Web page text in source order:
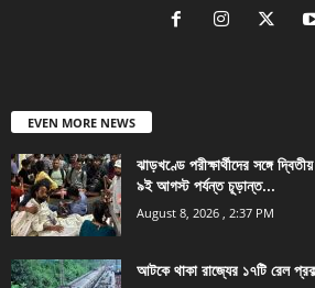
EVEN MORE NEWS
ঝাড়খণ্ডে পরীক্ষার্থীদের সঙ্গে
৯ই আগস্ট পর্যন্ত চূড়ান্ত...
August 8, 2026 , 2:37 PM
আটকে থাকা রাজ্যের ১৭টি রেল